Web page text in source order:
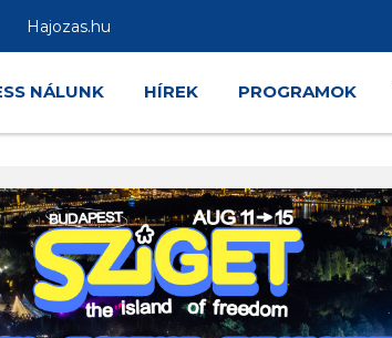
Hajozas.hu
NÁLUNK HÍREK PROGRAMOK